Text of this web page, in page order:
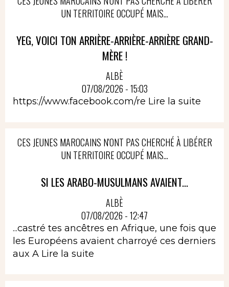
UN TERRITOIRE OCCUPÉ MAIS...
YEG, VOICI TON ARRIÈRE-ARRIÈRE-ARRIÈRE GRAND-
MÈRE !
ALBÈ
07/08/2026 - 15:03
https://www.facebook.com/re Lire la suite
CES JEUNES MAROCAINS N'ONT PAS CHERCHÉ À LIBÉRER
UN TERRITOIRE OCCUPÉ MAIS...
SI LES ARABO-MUSULMANS AVAIENT...
ALBÈ
07/08/2026 - 12:47
...castré tes ancêtres en Afrique, une fois que
les Européens avaient charroyé ces derniers
aux A Lire la suite